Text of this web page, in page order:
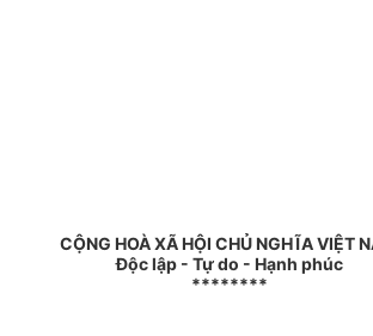
CỘNG HOÀ XÃ HỘI CHỦ NGHĨA VIỆT
Độc lập - Tự do - Hạnh phúc
********